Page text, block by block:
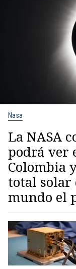
Nasa
La NASA
podrá ver
Colombia
total solar
mundo el